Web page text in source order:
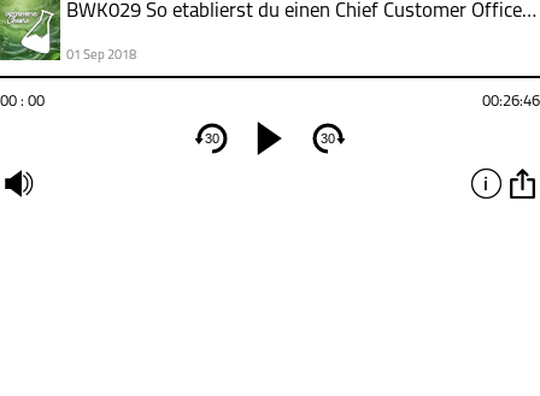
BWK029 So etablierst du einen Chief Customer Officer (CCO)! mit Dr. Daniel Berndt
01 Sep 2018
00 : 00 00:26:46
30 30